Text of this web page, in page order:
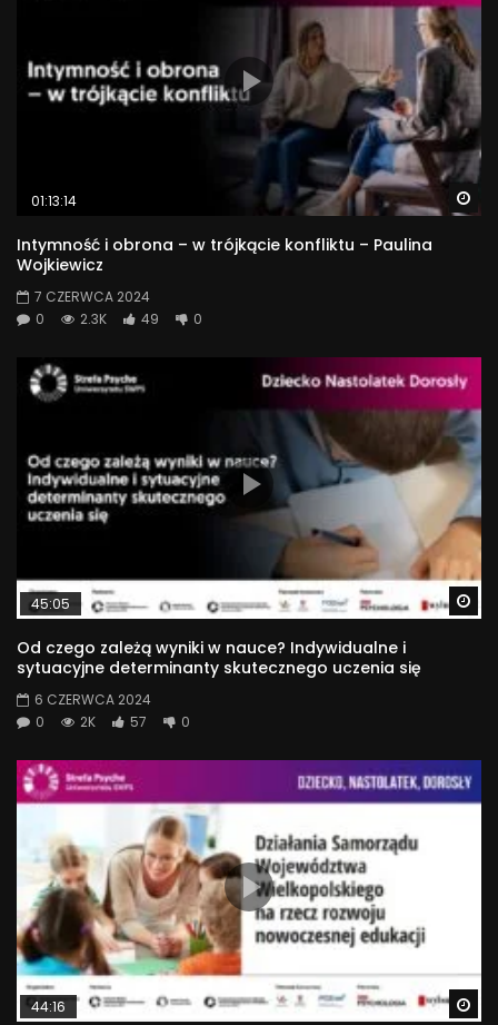
01:13:14
Intymność i obrona – w trójkącie konfliktu – Paulina
Wojkiewicz
7 CZERWCA 2024
0
2.3K 49 0
45:05
Od czego zależą wyniki w nauce? Indywidualne i
sytuacyjne determinanty skutecznego uczenia się
6 CZERWCA 2024
0
2K 57 0
44:16